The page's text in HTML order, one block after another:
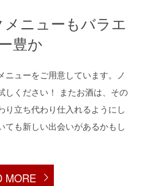
ニューもバラエ
豊か
ニューをご用意しています。ノ
しください！ またお酒は、その
り立ち代わり仕入れるようにし
ても新しい出会いがあるかもし
MORE